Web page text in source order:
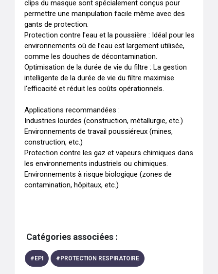
clips du masque sont spécialement conçus pour
permettre une manipulation facile même avec des
gants de protection.
Protection contre l'eau et la poussière : Idéal pour les
environnements où de l’eau est largement utilisée,
comme les douches de décontamination.
Optimisation de la durée de vie du filtre : La gestion
intelligente de la durée de vie du filtre maximise
l'efficacité et réduit les coûts opérationnels.
Applications recommandées :
Industries lourdes (construction, métallurgie, etc.)
Environnements de travail poussiéreux (mines,
construction, etc.)
Protection contre les gaz et vapeurs chimiques dans
les environnements industriels ou chimiques.
Environnements à risque biologique (zones de
contamination, hôpitaux, etc.)
Catégories associées :
# EPI # PROTECTION RESPIRATOIRE